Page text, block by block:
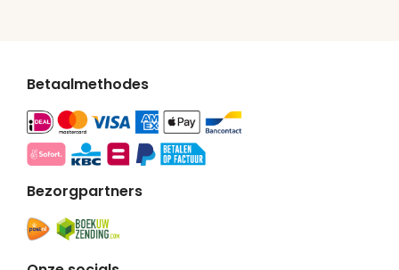
Betaalmethodes
Bezorgpartners